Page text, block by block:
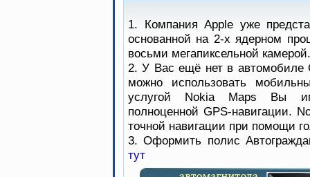
1. Компания Apple уже
основанной на 2-х ядерном
восьми мегапиксельной камерой.
2. У Вас ещё нет в автомобиле
можно использовать
услугой Nokia Maps Вы
полноценной GPS-навигации.
точной навигации при помощи
3. Оформить полис
тут